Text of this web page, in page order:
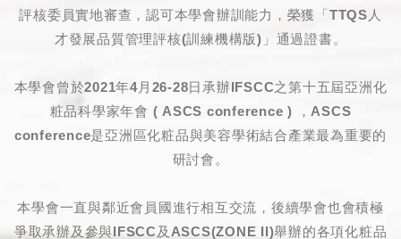
評核委員實地審查，認可本學會辦訓能力， 榮獲「TTQS人
才發展品質管理評核(訓練機構版)」通過證書。
本學會曾於2021年4月26-28日承辦IFSCC之第十五屆亞洲化
粧品科學家年會 ( ASCS conference ) ，ASCS
conference是亞洲區化粧品與美容學術結合產業最為重要的
研討會。
本學會一直與鄰近會員國進行相互交流，後續學會也會積極
爭取承辦及參與IFSCC及 ASCS(ZONE II)舉辦的各項化粧品